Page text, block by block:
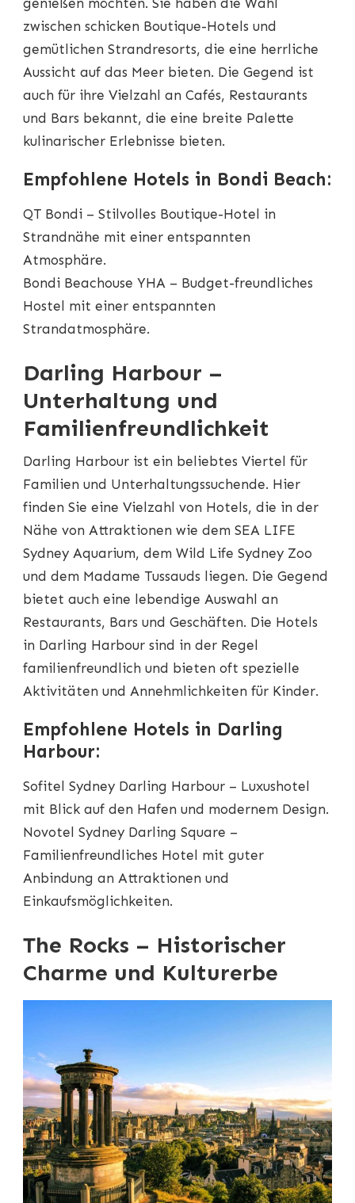
zwischen schicken Boutique-Hotels und
gemütlichen Strandresorts, die eine herrliche
Aussicht auf das Meer bieten. Die Gegend ist
auch für ihre Vielzahl an Cafés, Restaurants
und Bars bekannt, die eine breite Palette
kulinarischer Erlebnisse bieten.
Empfohlene Hotels in Bondi Beach:
QT Bondi – Stilvolles Boutique-Hotel in
Strandnähe mit einer entspannten
Atmosphäre.
Bondi Beachouse YHA – Budget-freundliches
Hostel mit einer entspannten
Strandatmosphäre.
Darling Harbour –
Unterhaltung und
Familienfreundlichkeit
Darling Harbour ist ein beliebtes Viertel für
Familien und Unterhaltungssuchende. Hier
finden Sie eine Vielzahl von Hotels, die in der
Nähe von Attraktionen wie dem SEA LIFE
Sydney Aquarium, dem Wild Life Sydney Zoo
und dem Madame Tussauds liegen. Die Gegend
bietet auch eine lebendige Auswahl an
Restaurants, Bars und Geschäften. Die Hotels
in Darling Harbour sind in der Regel
familienfreundlich und bieten oft spezielle
Aktivitäten und Annehmlichkeiten für Kinder.
Empfohlene Hotels in Darling
Harbour:
Sofitel Sydney Darling Harbour – Luxushotel
mit Blick auf den Hafen und modernem Design.
Novotel Sydney Darling Square –
Familienfreundliches Hotel mit guter
Anbindung an Attraktionen und
Einkaufsmöglichkeiten.
The Rocks – Historischer
Charme und Kulturerbe